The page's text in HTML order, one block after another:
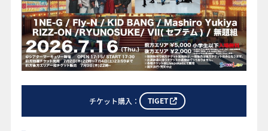
チケット購入： TIGET